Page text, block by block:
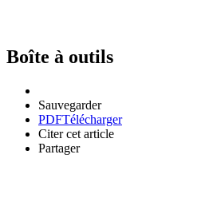
Boîte à outils
Sauvegarder
PDFTélécharger
Citer cet article
Partager